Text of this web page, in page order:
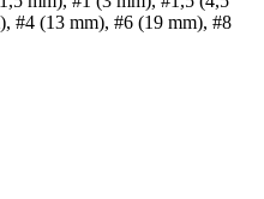
#4 (13 mm), #6 (19 mm), #8